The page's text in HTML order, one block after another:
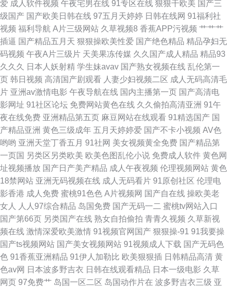
另类 黄色上床网站 日韩3级片 91精品视频一区 丰满人妻无码 欧美在线A√
91p最新网址 国产成人内射 欧美色淫色
爱 成人软件视频 午夜宅男在线 91专区在线 狠狠干欧美 国产三
级国产 国产欧美日韩在线 97五月天婷婷 日韩在线网 91福利社
视频 福利导航 A片三级网站 久草视频8 香蕉APP污视频 艹艹艹
插逼 国产精品五月天 狠狠操欧美性爱 国产绝色精品 精品孕妇无
码视频 午夜A片三级片 天美果冻传媒 久久国产成人精品 精品93
久久久
日本人妖射精 学生妹avav 国产熟女视频在线 乱伦第一
页 韩日视频 高清国产剧观看 人妻少妇视频二区 成人无码高清毛
片 亚洲av激情电影 午夜导航在线 国内主播第一页 国产高清电
影网址 91社区论坛 免费网站黄色在线 久久偷拍高清亚洲 91午
夜在线免费 亚洲精品第五页 麻豆网站在线观看 91精选国产 国
产精品亚洲 黄色三级成年 五月天婷婷爱 国产不卡小视频 AV色
哟哟 亚洲天堂丁香五月 91社网 美女视频黄全免费 国产精品第
一页国 另类区另类欧美 欧美色图乱伦小说 免费成人软件 黄色网
址视频播放 国产日产美产精品 成人午夜视频 伦理视频网站 黄色
18禁网站 亚洲无码视频在线 成人无码看片 91原创社区 伦理电
影香港 成人免费 蜜桃91色色 A片视频网 国产自在线 操欧美老
女人
人人97综合精品 岛国免费 国产无码一二 蜜桃tv网站入口
国产第66页 另类国产在线 熟女自拍偷拍 青青久视频 久草新视
频在线 激情深爱欧美激情 91视频官网国产 狠狠操-91 91我要操
国产ts视频网站 国产美女视频网站 91视频成人下载 国产无码色
色 91香蕉亚洲精品 91伊人加勒比 欧美狠狠插 日韩精品高清 黄
色av网 日本波多野吉衣 日韩在线观看精品 日本一级电影 久草
网页 97免费艹 岛国一区二区 岛国动作片在 波多野吉衣三级 亚